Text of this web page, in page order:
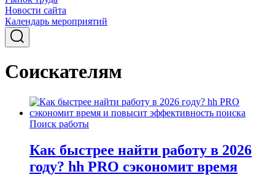
Новости сайта
Календарь мероприятий
Соискателям
Поиск работы
Как быстрее найти работу в 2026
году? hh PRO сэкономит время